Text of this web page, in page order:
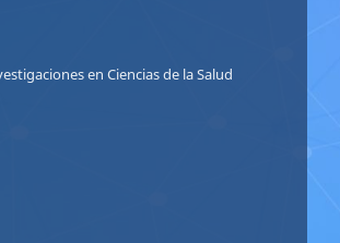
en Ciencias de la Salud